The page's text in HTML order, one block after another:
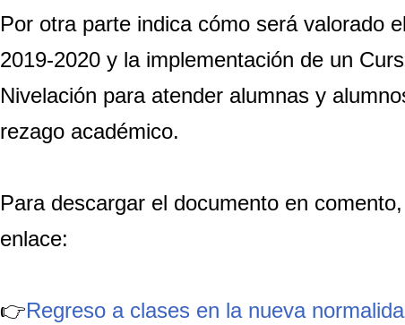
Por otra parte indica cómo será valorado
2019-2020 y la implementación de un
Nivelación para atender alumnas y
rezago académico.
Para descargar el documento en
enlace:
👉Regreso a clases en la nueva